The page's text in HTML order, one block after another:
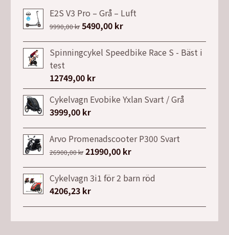
E2S V3 Pro – Grå – Luft
9990,00kr Det
priset
9990,00 kr.
5490,00 krDet
priset
Spinningcykel Speedbike Race S - Bäst i
test
12749,00 kr
Cykelvagn Evobike Yxlan Svart / Grå
3999,00 kr
Arvo Promenadscooter P300 Svart
26900,00kr Det
priset
var:
21990,00 krDet
priset
Cykelvagn 3i1 för 2 barn röd
4206,23 kr